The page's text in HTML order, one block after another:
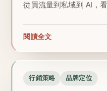
從買流量到私域到 AI，
閱讀全文
行銷策略 品牌定位